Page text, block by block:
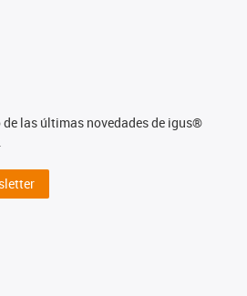
las últimas novedades de igus®